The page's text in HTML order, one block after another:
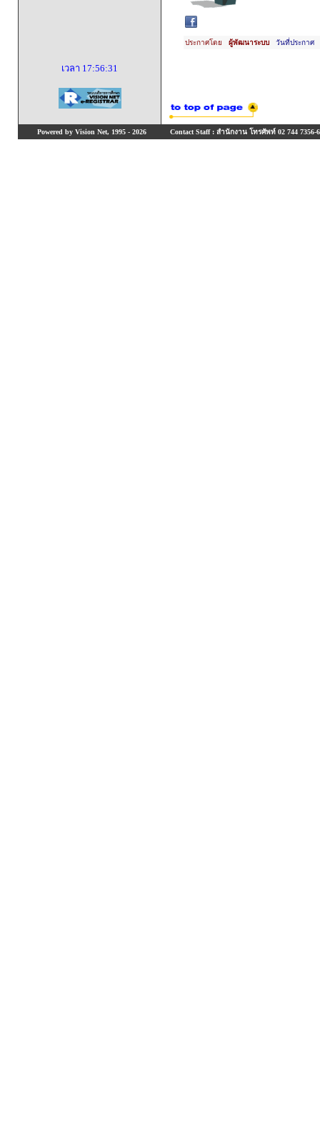
ประกาศโดย ผู้พัฒนาระบบ วันที่ประกาศ
เวลา 17:56:31
Powered by Vision Net, 1995 - 2026 Contact Staff : สำนักงาน โทรศัพท์ 02 744 7356-